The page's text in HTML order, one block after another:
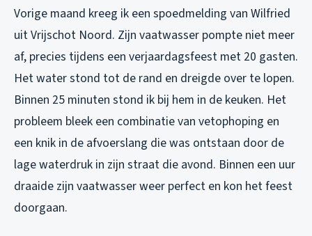
Vorige maand kreeg ik een spoedmelding van Wilfried
uit Vrijschot Noord. Zijn vaatwasser pompte niet meer
af, precies tijdens een verjaardagsfeest met 20 gasten.
Het water stond tot de rand en dreigde over te lopen.
Binnen 25 minuten stond ik bij hem in de keuken. Het
probleem bleek een combinatie van vetophoping en
een knik in de afvoerslang die was ontstaan door de
lage waterdruk in zijn straat die avond. Binnen een uur
draaide zijn vaatwasser weer perfect en kon het feest
doorgaan.